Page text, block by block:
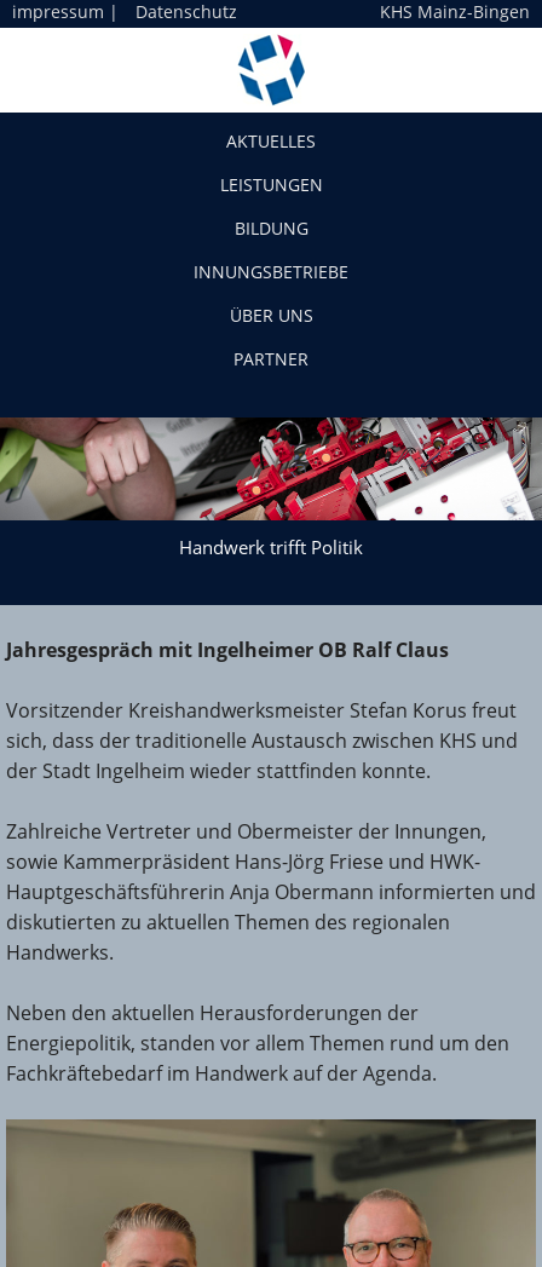
impressum | Datenschutz KHS Mainz-Bingen
AKTUELLES
LEISTUNGEN
BILDUNG
INNUNGSBETRIEBE
ÜBER UNS
PARTNER
Handwerk trifft Politik
Jahresgespräch mit Ingelheimer OB Ralf Claus
Vorsitzender Kreishandwerksmeister Stefan Korus freut
sich, dass der traditionelle Austausch zwischen KHS und
der Stadt Ingelheim wieder stattfinden konnte.
Zahlreiche Vertreter und Obermeister der Innungen,
sowie Kammerpräsident Hans-Jörg Friese und HWK-
Hauptgeschäftsführerin Anja Obermann informierten und
diskutierten zu aktuellen Themen des regionalen
Handwerks.
Neben den aktuellen Herausforderungen der
Energiepolitik, standen vor allem Themen rund um den
Fachkräftebedarf im Handwerk auf der Agenda.